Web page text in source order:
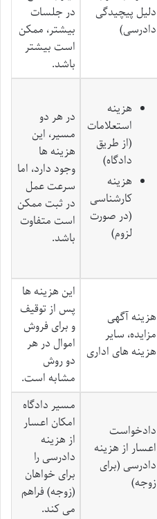
دلیل پیچیدگی
دادرسی)
در جلسات
بیشتر، ممکن
است بیشتر
باشد.
هزینه
استعلامات
(از طریق
دادگاه)
هزینه
کارشناسی
(در صورت
لزوم)
در هر دو
مسیر، این
هزینه ها
وجود دارد، اما
سرعت عمل
در ثبت ممکن
است متفاوت
باشد.
هزینه آگهی
مزایده، سایر
هزینه های اداری
این هزینه ها
پس از توقیف
و برای فروش
اموال در هر
دو روش
مشابه است.
دادخواست
اعسار از هزینه
دادرسی (برای
زوجه)
مسیر دادگاه
امکان اعسار
از هزینه
دادرسی را
برای خواهان
(زوجه) فراهم
می کند.